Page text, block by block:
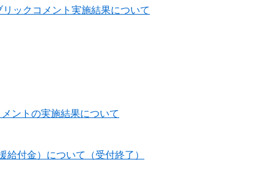
ックコメント実施結果について
ントの実施結果について
付金）について（受付終了）